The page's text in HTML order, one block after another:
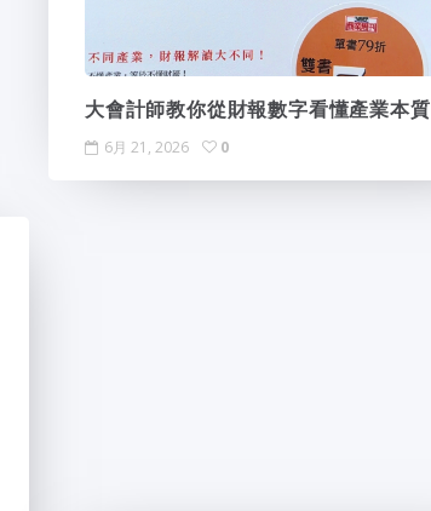
大會計師教你從財報數字看懂產業本質
6月 21, 2026 0